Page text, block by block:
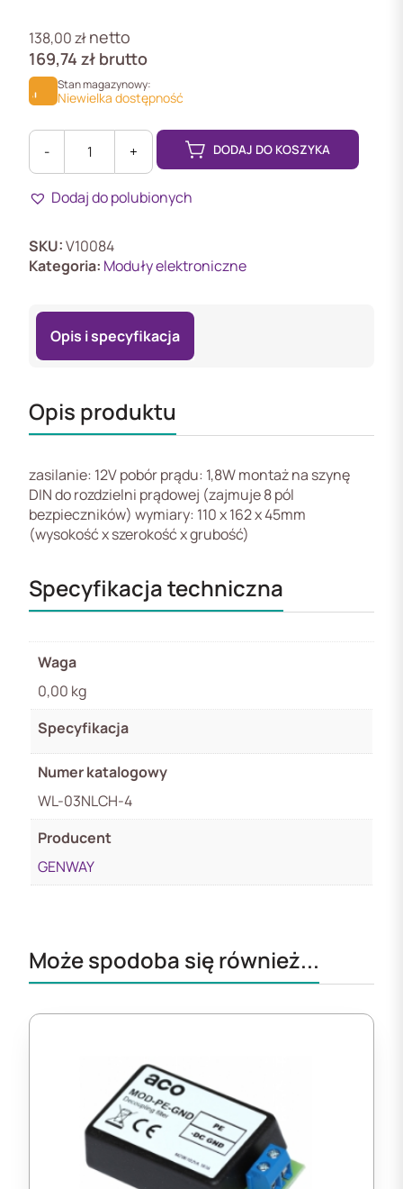
138,00złnetto
169,74 zł brutto
Stan magazynowy:
Niewielka dostępność
-
WL-
03NLCH-
Moduł
dodatkowy
+ DODAJ DO KOSZYKA
Dodaj do polubionych
SKU:V10084
Kategoria: Moduły elektroniczne
Opis i specyfikacja
Opis produktu
zasilanie: 12V pobór prądu: 1,8W montaż na szynę
DIN do rozdzielni prądowej (zajmuje 8 pól
bezpieczników) wymiary: 110 x 162 x 45mm
(wysokość x szerokość x grubość)
Specyfikacja techniczna
Waga
0,00 kg
Specyfikacja
Numer katalogowy
WL-03NLCH-4
Producent
GENWAY
Może spodoba się również...